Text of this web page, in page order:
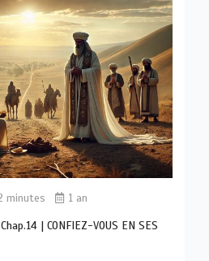
minutes 1 an
| CONFIEZ-VOUS EN SES